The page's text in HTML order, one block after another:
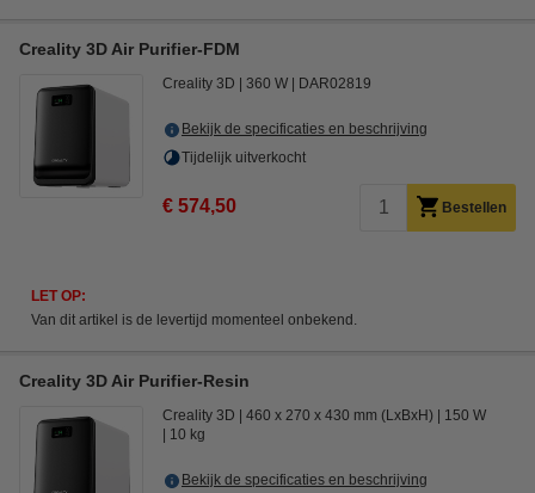
Creality 3D Air Purifier-FDM
Creality 3D 360 W DAR02819
Bekijk de specificaties en beschrijving
Tijdelijk uitverkocht
€ 574,50 Bestellen
LET OP:
Van dit artikel is de levertijd momenteel onbekend.
Creality 3D Air Purifier-Resin
Creality 3D 460 x 270 x 430 mm (LxBxH)
150 W
10 kg
Bekijk de specificaties en beschrijving